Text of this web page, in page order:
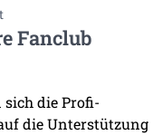
Fanclub
die Profi-
die Unterstützung